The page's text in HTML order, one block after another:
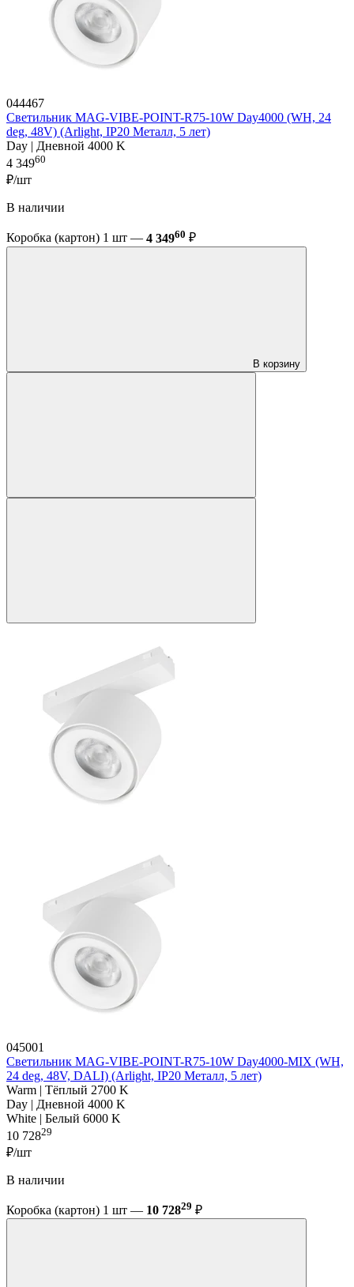
044467
Светильник MAG-VIBE-POINT-R75-10W Day4000 (WH, 24
deg, 48V) (Arlight, IP20 Металл, 5 лет)
Day | Дневной 4000 K
4 34960
₽/шт
В наличии
Коробка (картон) 1 шт — 4 34960 ₽
В корзину
045001
Светильник MAG-VIBE-POINT-R75-10W Day4000-MIX (WH,
24 deg, 48V, DALI) (Arlight, IP20 Металл, 5 лет)
Warm | Тёплый 2700 K
Day | Дневной 4000 K
White | Белый 6000 K
10 72829
₽/шт
В наличии
Коробка (картон) 1 шт — 10 72829 ₽